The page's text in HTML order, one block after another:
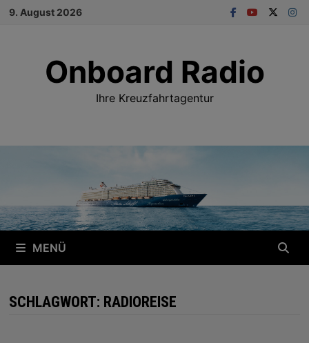
Zum
9. August 2026
Onboard Radio
Ihre Kreuzfahrtagentur
MENÜ
SCHLAGWORT: RADIOREISE